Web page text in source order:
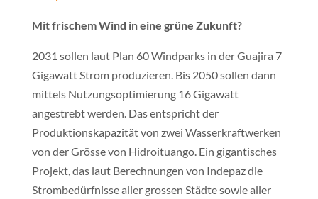
Mit frischem Wind in eine grüne Zukunft?
2031 sollen laut Plan 60 Windparks in der Guajira 7
Gigawatt Strom produzieren. Bis 2050 sollen dann
mittels Nutzungsoptimierung 16 Gigawatt
angestrebt werden. Das entspricht der
Produktionskapazität von zwei Wasserkraftwerken
von der Grösse von Hidroituango. Ein gigantisches
Projekt, das laut Berechnungen von Indepaz die
Strombedürfnisse aller grossen Städte sowie aller